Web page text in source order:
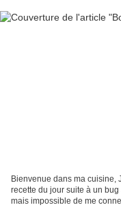
Bienvenue dans ma cuisine,
recette du jour suite à un
mais impossible de me